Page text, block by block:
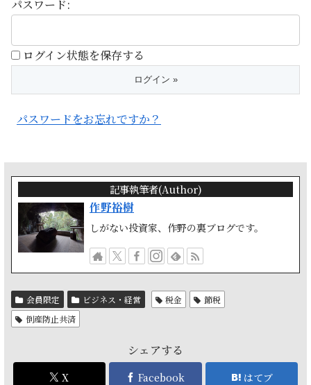
パスワード:
ログイン状態を保存する
パスワードをお忘れですか？
記事執筆者(Author)
作野裕樹
しがない投資家、作野の裏ブログです。
会員限定 ビジネス・経営 税金
節税
倒産防止共済
シェアする
X Facebook はてブ